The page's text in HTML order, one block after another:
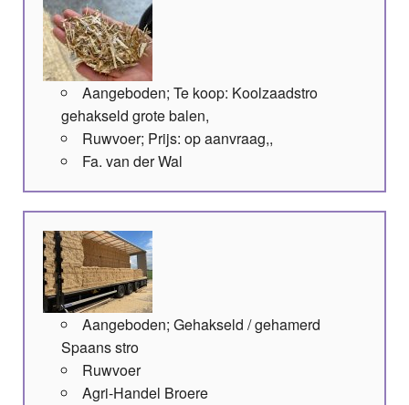
Aangeboden; Te koop: Koolzaadstro
gehakseld grote balen,
Ruwvoer; Prijs: op aanvraag,,
Fa. van der Wal
Aangeboden; Gehakseld / gehamerd
Spaans stro
Ruwvoer
Agri-Handel Broere